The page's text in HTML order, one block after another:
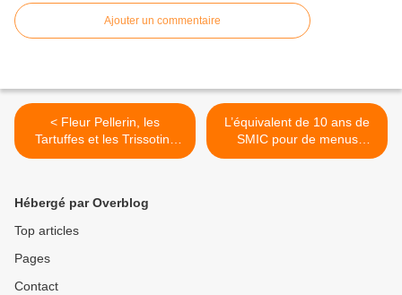
Ajouter un commentaire
< Fleur Pellerin, les
Tartuffes et les Trissotins
(par Marie Delarue)
L’équivalent de 10 ans de
SMIC pour de menus
travaux chez le secrétaire
Hébergé par Overblog
Top articles
Pages
Contact